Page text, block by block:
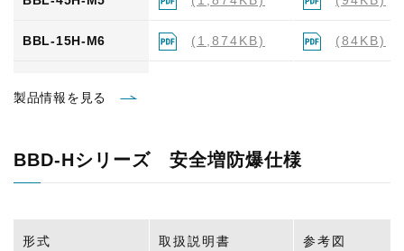
BBL-15H-M6 (1,874KB) (84KB)
BBL-30H-M6 (1,874KB)
BBL-40H-M6 (1,874KB) (91KB)
製品情報を見る
BBD-Hシリーズ 安全増防爆仕様
形式 取扱説明書 参考図